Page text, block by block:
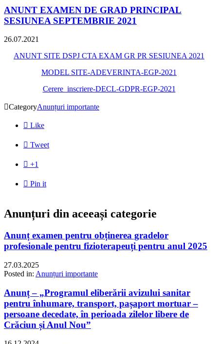
ANUNT EXAMEN DE GRAD PRINCIPAL
SESIUNEA SEPTEMBRIE 2021
26.07.2021
ANUNT SITE DSPJ CTA EXAM GR PR SESIUNEA 2021
MODEL SITE-ADEVERINTA-EGP-2021
Cerere_inscriere-DECL-GDPR-EGP-2021
CategoryAnunțuri importante
 Like
 Tweet
 +1
 Pin it
Anunțuri din aceeași categorie
Anunț examen pentru obținerea gradelor
profesionale pentru fizioterapeuți pentru anul 2025
27.03.2025
Posted in: Anunțuri importante
Anunț – „Programul eliberării avizului sanitar
pentru înhumare, transport, pașaport mortuar –
persoane decedate, în perioada zilelor libere de
Crăciun și Anul Nou”